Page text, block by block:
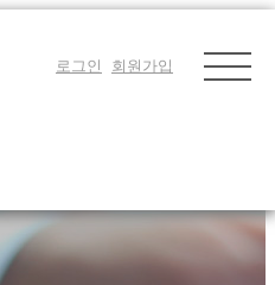
로그인 회원가입